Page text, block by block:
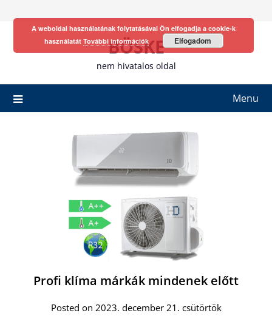
BÖSKE
nem hivatalos oldal
Menu
Profi klíma márkák mindenek előtt
Posted on 2023. december 21. csütörtök
A weboldal használatának folytatásával Ön elfogadja a cookie-k
használatát További információk Elfogadom